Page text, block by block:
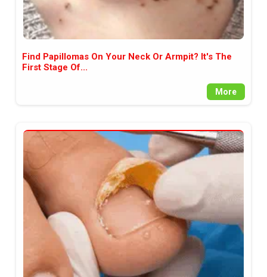
Find Papillomas On Your Neck Or Armpit? It's The
First Stage Of...
More